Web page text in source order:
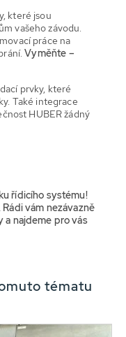
které jsou
vašeho závodu.
práce na
Vyměňte –
prvky, které
Také integrace
HUBER žádný
řídicího systému!
Rádi vám nezávazně
a najdeme pro vás
tématu